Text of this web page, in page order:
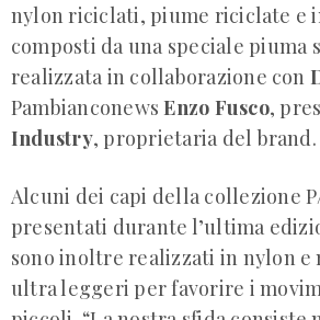
nylon riciclati, piume riciclate e
composti da una speciale piuma
realizzata in collaborazione con
PambianconewsEnzo Fusco,
Industry, proprietaria del brand.
Alcuni dei capi della collezione
presentati durante l’ultima
sono inoltre realizzati in nylon
ultra leggeri per favorire i